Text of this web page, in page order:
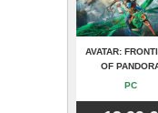
AVATAR:
OF
PC